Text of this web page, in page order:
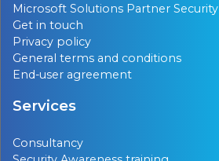
Microsoft Solutions Partner Security
Get in touch
Privacy policy
General terms and conditions
End-user agreement
Services
Consultancy